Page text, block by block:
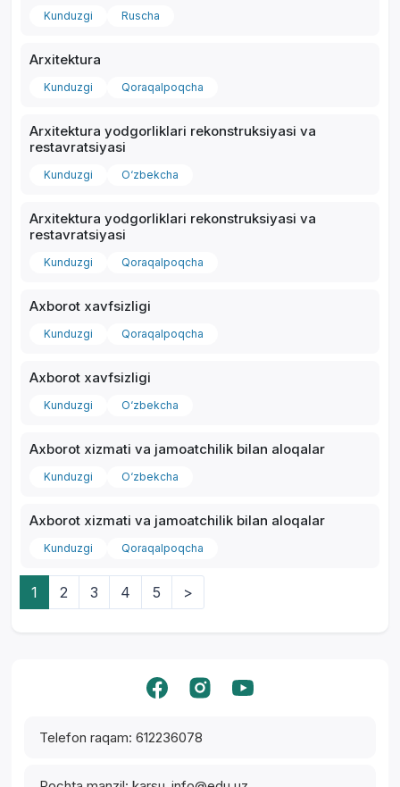
Telefon raqam: 612236078
Kunduzgi Ruscha
Arxitektura
Kunduzgi Qoraqalpoqcha
Arxitektura yodgorliklari rekonstruksiyasi va
restavratsiyasi
Kunduzgi O‘zbekcha
Arxitektura yodgorliklari rekonstruksiyasi va
restavratsiyasi
Kunduzgi Qoraqalpoqcha
Axborot xavfsizligi
Kunduzgi Qoraqalpoqcha
Axborot xavfsizligi
Kunduzgi O‘zbekcha
Axborot xizmati va jamoatchilik bilan aloqalar
Kunduzgi O‘zbekcha
Axborot xizmati va jamoatchilik bilan aloqalar
Kunduzgi Qoraqalpoqcha
1 2 3 4 5 >